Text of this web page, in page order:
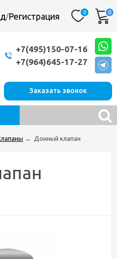
/Регистрация 0 0
+7(495)150-07-16
+7(964)645-17-27
Заказать звонок
→ Донный клапан